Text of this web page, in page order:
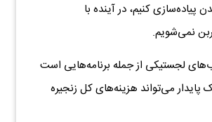
پیاده‌سازی کنیم، در آینده با
نمی‌شویم.
لجستیکی از جمله برنامه‌هایی است
می‌تواند هزینه‌های کل زنجیره